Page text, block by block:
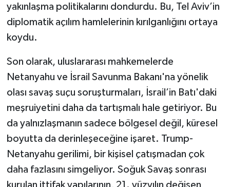
yakınlaşma politikalarını dondurdu. Bu, Tel Aviv’in
diplomatik açılım hamlelerinin kırılganlığını ortaya
koydu.
Son olarak, uluslararası mahkemelerde
Netanyahu ve İsrail Savunma Bakanı'na yönelik
olası savaş suçu soruşturmaları, İsrail’in Batı'daki
meşruiyetini daha da tartışmalı hale getiriyor. Bu
da yalnızlaşmanın sadece bölgesel değil, küresel
boyutta da derinleşeceğine işaret. Trump-
Netanyahu gerilimi, bir kişisel çatışmadan çok
daha fazlasını simgeliyor. Soğuk Savaş sonrası